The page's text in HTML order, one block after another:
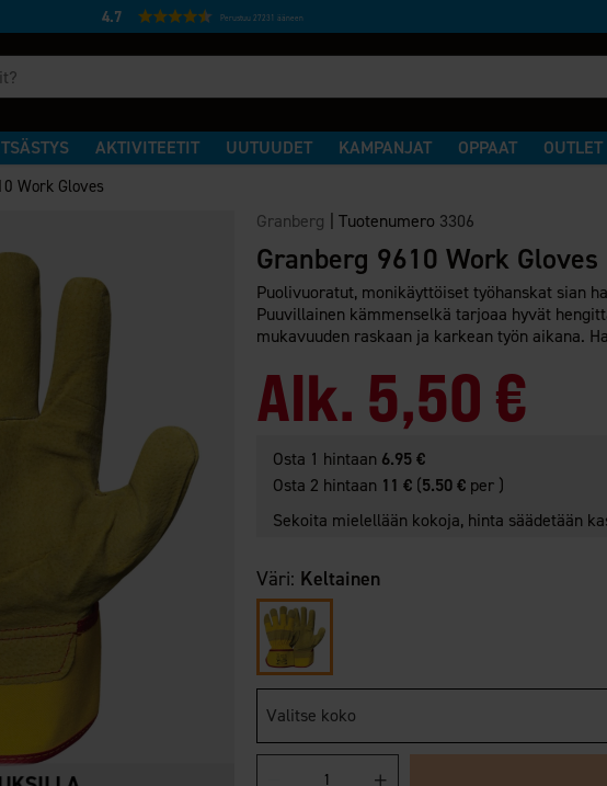
4.7 Perustuu 27231 ääneen
AKTIVITEETIT UUTUUDET KAMPANJAT OPPAAT OUTLET
Work Gloves
Granberg |Tuotenumero 3306
Granberg 9610 Work Gloves
Puolivuoratut, monikäyttöiset työhanskat sian
Puuvillainen kämmenselkä tarjoaa hyvät
mukavuuden raskaan ja karkean työn aikana.
Alk. 5,50 €
Osta 1 hintaan 6.95 €
Osta 2 hintaan 11 € (5.50 € per )
Sekoita mielellään kokoja, hinta säädetään
Väri: Keltainen
Valitse koko